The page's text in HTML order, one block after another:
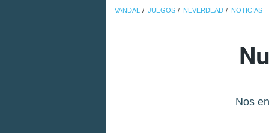
VANDAL JUEGOS NEVERDEAD NOTICIAS
Nos